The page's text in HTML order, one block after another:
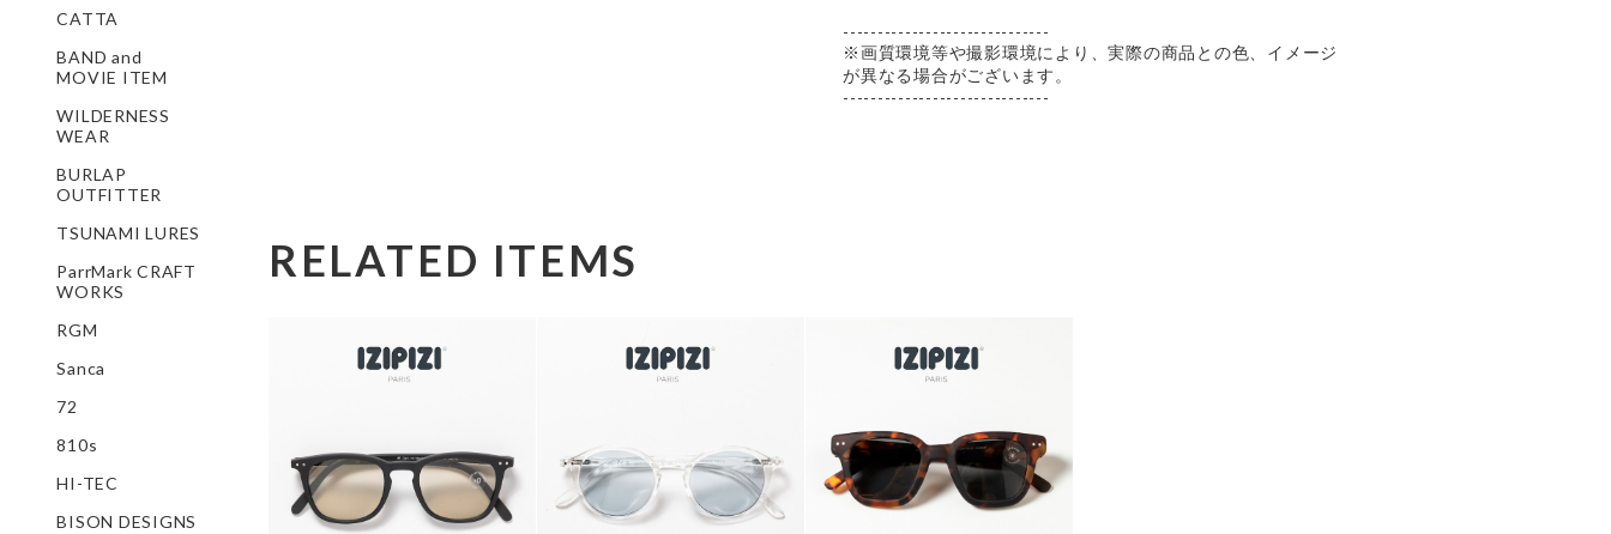
------------------------------
※画質環境等や撮影環境により、実際の商品との色、イメージ
が異なる場合がございます。
------------------------------
RELATED ITEMS
CATTA
BAND and
MOVIE ITEM
WILDERNESS
WEAR
BURLAP
OUTFITTER
TSUNAMI LURES
ParrMark CRAFT
WORKS
RGM
Sanca
72
810s
HI-TEC
BISON DESIGNS